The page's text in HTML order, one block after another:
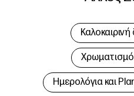
Hμερολόγια και